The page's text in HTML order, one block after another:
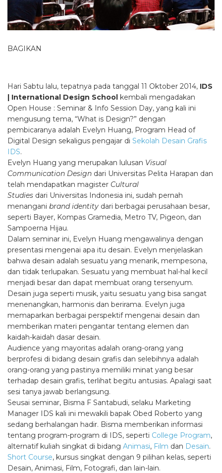
BAGIKAN
Hari Sabtu lalu, tepatnya pada tanggal 11 Oktober 2014, IDS
| International Design School kembali mengadakan
Open House : Seminar & Info Session Day, yang kali ini
mengusung tema, “What is Design?” dengan
pembicaranya adalah Evelyn Huang, Program Head of
Digital Design sekaligus pengajar di Sekolah Desain Grafis
IDS.
Evelyn Huang yang merupakan lulusan Visual
Communication Design dari Universitas Pelita Harapan dan
telah mendapatkan magister Cultural
Studies dari Universitas Indonesia ini, sudah pernah
menangani brand identity dari berbagai perusahaan besar,
seperti Bayer, Kompas Gramedia, Metro TV, Pigeon, dan
Sampoerna Hijau.
Dalam seminar ini, Evelyn Huang mengawalinya dengan
presentasi mengenai apa itu desain. Evelyn menjelaskan
bahwa desain adalah sesuatu yang menarik, mempesona,
dan tidak terlupakan. Sesuatu yang membuat hal-hal kecil
menjadi besar dan dapat membuat orang tersenyum.
Desain juga seperti musik, yaitu sesuatu yang bisa sangat
menenangkan, harmonis dan berirama. Evelyn juga
memaparkan berbagai perspektif mengenai desain dan
memberikan materi pengantar tentang elemen dan
kaidah-kaidah dasar desain.
Audience yang mayoritas adalah orang-orang yang
berprofesi di bidang desain grafis dan selebihnya adalah
orang-orang yang pastinya memiliki minat yang besar
terhadap desain grafis, terlihat begitu antusias. Apalagi saat
sesi tanya jawab berlangsung.
Seusai seminar, Bisma F Santabudi, selaku Marketing
Manager IDS kali ini mewakili bapak Obed Roberto yang
sedang berhalangan hadir. Bisma memberikan informasi
tentang program-program di IDS, seperti College Program,
alternatif kuliah singkat di bidang Animasi, Film dan Desain.
Short Course, kursus singkat dengan 9 pilihan kelas, seperti
Desain, Animasi, Film, Fotografi, dan lain-lain.